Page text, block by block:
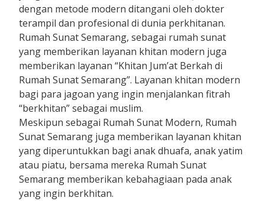
dengan metode modern ditangani oleh dokter
terampil dan profesional di dunia perkhitanan.
Rumah Sunat Semarang, sebagai rumah sunat
yang memberikan layanan khitan modern juga
memberikan layanan “Khitan Jum’at Berkah di
Rumah Sunat Semarang”. Layanan khitan modern
bagi para jagoan yang ingin menjalankan fitrah
“berkhitan” sebagai muslim.
Meskipun sebagai Rumah Sunat Modern, Rumah
Sunat Semarang juga memberikan layanan khitan
yang diperuntukkan bagi anak dhuafa, anak yatim
atau piatu, bersama mereka Rumah Sunat
Semarang memberikan kebahagiaan pada anak
yang ingin berkhitan.